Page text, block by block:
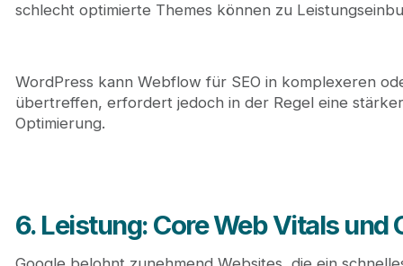
schlecht optimierte Themes können zu
WordPress kann Webflow für SEO in komplexeren
übertreffen, erfordert jedoch in der Regel eine
Optimierung.
6. Leistung: Core Web Vitals und